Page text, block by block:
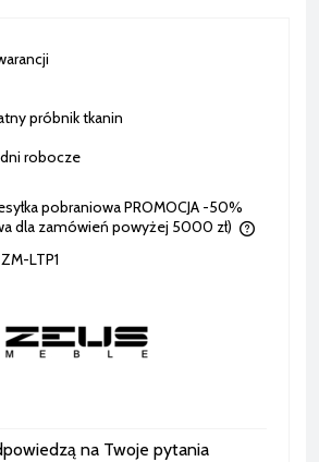
próbnik tkanin
robocze
pobraniowa PROMOCJA -50%
dla zamówień powyżej 5000 zł)
kosztów płatności
ZM-LTP1
na Twoje pytania